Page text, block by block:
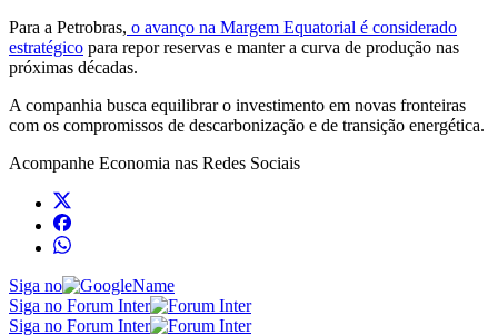
Para a Petrobras, o avanço na Margem Equatorial é considerado
estratégico para repor reservas e manter a curva de produção nas
próximas décadas.
A companhia busca equilibrar o investimento em novas fronteiras
com os compromissos de descarbonização e de transição energética.
Acompanhe Economia nas Redes Sociais
Siga no
Siga no Forum Inter
Siga no Forum Inter